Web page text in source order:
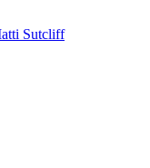
Sutcliff